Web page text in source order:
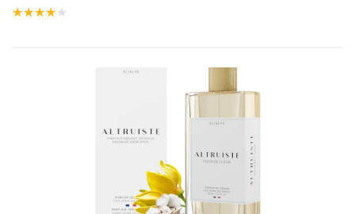
★★★★★
★★★★★